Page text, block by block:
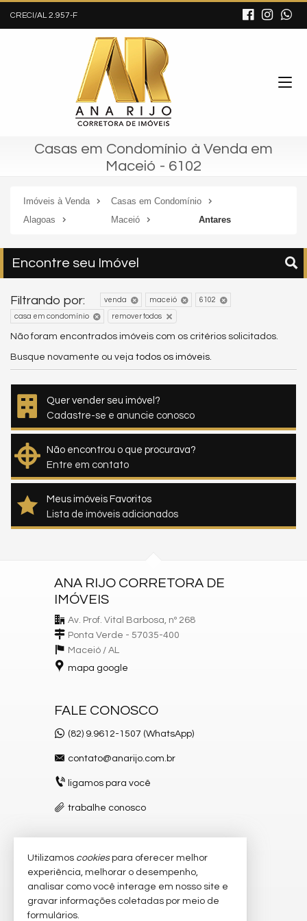
CRECI/AL 2.957-F
Casas em Condomínio à Venda em
Maceió - 6102
Imóveis à Venda
Casas em Condomínio
Alagoas
Maceió Antares
Encontre seu Imóvel
Filtrando por: venda maceió 6102
casa em condomínio remover todos
Não foram encontrados imóveis com os critérios solicitados.
Busque novamente ou veja todos os imóveis.
Quer vender seu imóvel?
Cadastre-se e anuncie conosco
Não encontrou o que procurava?
Entre em contato
Meus imóveis Favoritos
Lista de imóveis adicionados
ANA RIJO CORRETORA DE
IMÓVEIS
Av. Prof. Vital Barbosa, nº 268
Ponta Verde - 57035-400
Maceió / AL
mapa google
FALE CONOSCO
(82) 9.9612-1507 (WhatsApp)
contato@anarijo.com.br
ligamos para você
trabalhe conosco
VEJA MAIS
receba nosso newsletter
Utilizamos cookiespara oferecer melhor
experiência, melhorar o desempenho,
analisar como você interage em nosso site e
gravar informações coletadas por meio de
formulários.